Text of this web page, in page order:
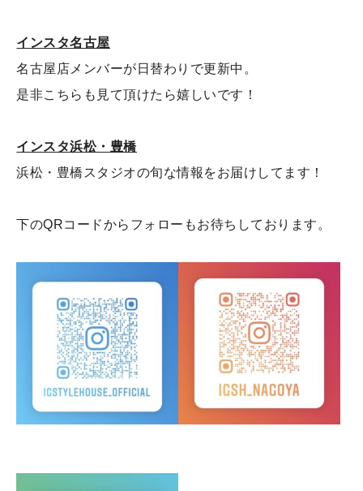
インスタ名古屋
名古屋店メンバーが日替わりで更新中。
是非こちらも見て頂けたら嬉しいです！
インスタ浜松・豊橋
浜松・豊橋スタジオの旬な情報をお届けしてます！
下のQRコードからフォローもお待ちしております。